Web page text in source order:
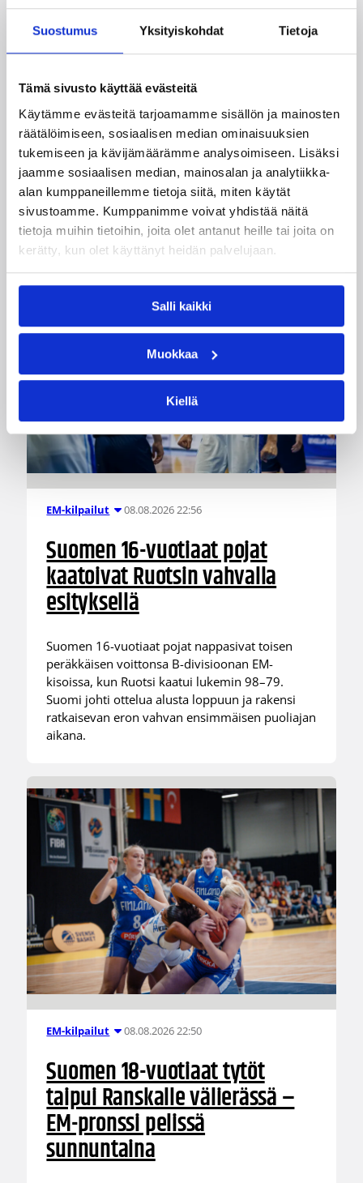
Suostumus Yksityiskohdat Tietoja
Tämä sivusto käyttää evästeitä
Käytämme evästeitä tarjoamamme sisällön ja mainosten
räätälöimiseen, sosiaalisen median ominaisuuksien
tukemiseen ja kävijämäärämme analysoimiseen. Lisäksi
jaamme sosiaalisen median, mainosalan ja analytiikka-
alan kumppaneillemme tietoja siitä, miten käytät
sivustoamme. Kumppanimme voivat yhdistää näitä
tietoja muihin tietoihin, joita olet antanut heille tai joita on
kerätty, kun olet käyttänyt heidän palvelujaan.
Salli kaikki
Muokkaa
Kiellä
3×3 08.08.2026 22:58
Suomea edustavat 3×3-
joukkueet aloittivat Nordic Cup
-urakkansa Kööpenhaminassa
Naisten joukkue nappasi avauspäivänä kaksi
voittoa neljästä ottelustaan, kun taas miesten
joukkue haastoi vastustajiaan tiukoissa
kamppailuissa, mutta jäi tällä kertaa ilman
voittoja.
EM-kilpailut 08.08.2026 22:56
Suomen 16-vuotiaat pojat
kaatoivat Ruotsin vahvalla
esityksellä
Suomen 16-vuotiaat pojat nappasivat toisen
peräkkäisen voittonsa B-divisioonan EM-
kisoissa, kun Ruotsi kaatui lukemin 98–79.
Suomi johti ottelua alusta loppuun ja rakensi
ratkaisevan eron vahvan ensimmäisen puoliajan
aikana.
EM-kilpailut 08.08.2026 22:50
Suomen 18-vuotiaat tytöt
taipui Ranskalle välierässä –
EM-pronssi pelissä
sunnuntaina